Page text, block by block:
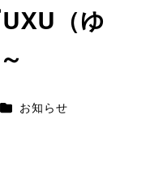
（ゆ
カテゴリー
お知らせ